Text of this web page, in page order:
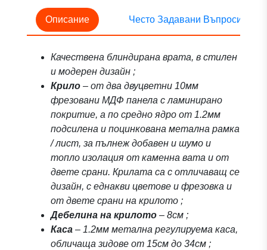
Описание Често Задавани Въпроси
Качествена блиндирана врата, в стилен
и модерен дизайн ;
Крило – от два двуцветни 10мм
фрезовани МДФ панела с ламинирано
покритие, а по средно ядро от 1.2мм
подсилена и поцинкована метална рамка
/ лист, за пълнеж добавен и шумо и
топло изолация от каменна вата и от
двете срани. Крилата са с отличаващ се
дизайн, с еднакви цветове и фрезовка и
от двете срани на крилото ;
Дебелина на крилото – 8см ;
Каса – 1.2мм метална регулируема каса,
обличаща зидове от 15см до 34см ;